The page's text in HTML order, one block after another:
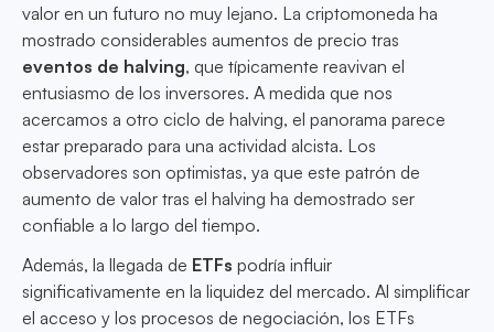
valor en un futuro no muy lejano. La criptomoneda ha
mostrado considerables aumentos de precio tras
eventos de halving, que típicamente reavivan el
entusiasmo de los inversores. A medida que nos
acercamos a otro ciclo de halving, el panorama parece
estar preparado para una actividad alcista. Los
observadores son optimistas, ya que este patrón de
aumento de valor tras el halving ha demostrado ser
confiable a lo largo del tiempo.
Además, la llegada de ETFs podría influir
significativamente en la liquidez del mercado. Al simplificar
el acceso y los procesos de negociación, los ETFs